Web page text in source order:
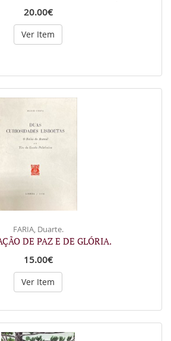
20.00€
Ver Item
FARIA, Duarte.
DE PAZ E DE GLÓRIA.
15.00€
Ver Item